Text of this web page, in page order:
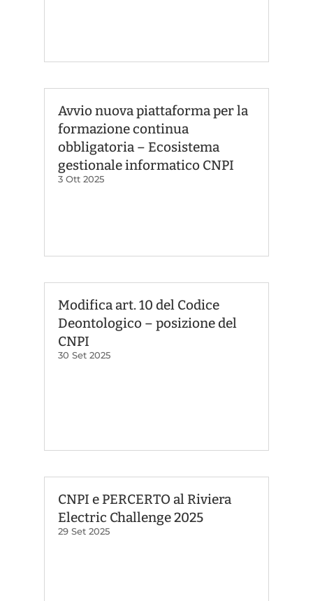
Avvio nuova piattaforma per la
formazione continua
obbligatoria – Ecosistema
gestionale informatico CNPI
3 Ott 2025
Modifica art. 10 del Codice
Deontologico – posizione del
CNPI
30 Set 2025
CNPI e PERCERTO al Riviera
Electric Challenge 2025
29 Set 2025